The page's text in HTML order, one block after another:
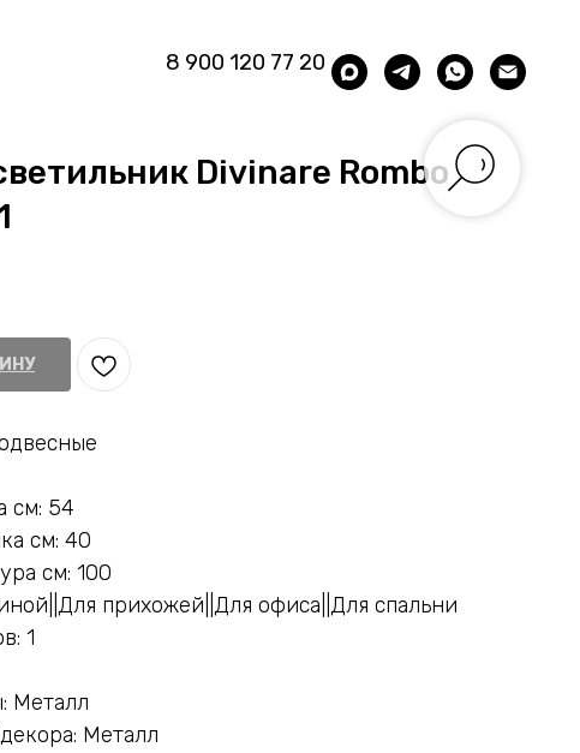
8 900 120 77 20
Divinare Rombo
см: 54
см: 40
см: 100
прихожей||Для офиса||Для спальни
1
Металл
Металл